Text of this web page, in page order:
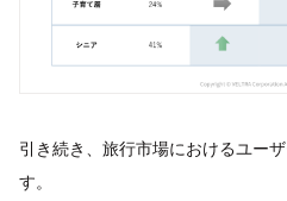
引き続き、旅行市場におけるユー
す。